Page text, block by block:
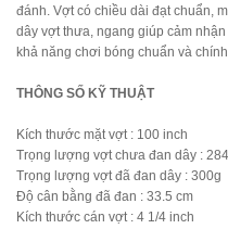
đánh. Vợt có chiều dài đạt chuẩn,
dây vợt thưa, ngang giúp cảm
khả năng chơi bóng chuẩn và
THÔNG SỐ KỸ THUẬT
Kích thước mặt vợt : 100 inch
Trọng lượng vợt chưa đan dây :
Trọng lượng vợt đã đan dây : 300g
Độ cân bằng đã đan : 33.5 cm
Kích thước cán vợt : 4 1/4 inch